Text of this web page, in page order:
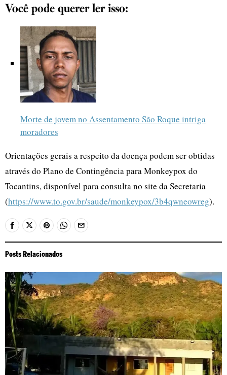
Você pode querer ler isso:
Morte de jovem no Assentamento São Roque intriga
moradores
Orientações gerais a respeito da doença podem ser obtidas
através do Plano de Contingência para Monkeypox do
Tocantins, disponível para consulta no site da Secretaria
(https://www.to.gov.br/saude/monkeypox/3b4qwneowreg).
Posts Relacionados